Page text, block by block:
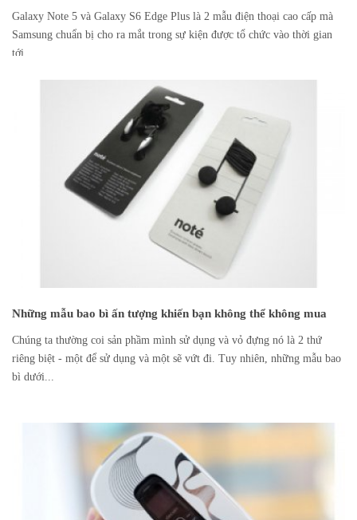
Galaxy Note 5 và Galaxy S6 Edge Plus là 2 mẫu điện thoại cao cấp mà
Samsung chuẩn bị cho ra mắt trong sự kiện được tổ chức vào thời gian
tới.
Những mẫu bao bì ấn tượng khiến bạn không thể không mua
Chúng ta thường coi sản phầm mình sử dụng và vỏ đựng nó là 2 thứ
riêng biệt - một để sử dụng và một sẽ vứt đi. Tuy nhiên, những mẫu bao
bì dưới...